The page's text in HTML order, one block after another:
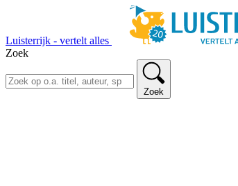
Luisterrijk - vertelt alles
Zoek
Zoek